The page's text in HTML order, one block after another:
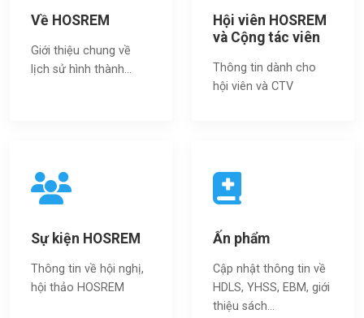
Về HOSREM
Giới thiệu chung về
lịch sử hình thành...
Hội viên HOSREM
và Cộng tác viên
Thông tin dành cho
hội viên và CTV
Sự kiện HOSREM
Thông tin về hội nghị,
hội thảo HOSREM
Ấn phẩm
Cập nhật thông tin về
HDLS, YHSS, EBM, giới
thiệu sách…